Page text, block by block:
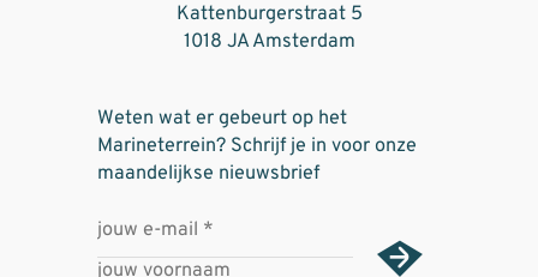
Kattenburgerstraat 5
1018 JA Amsterdam
Weten wat er gebeurt op het
Marineterrein? Schrijf je in voor onze
maandelijkse nieuwsbrief